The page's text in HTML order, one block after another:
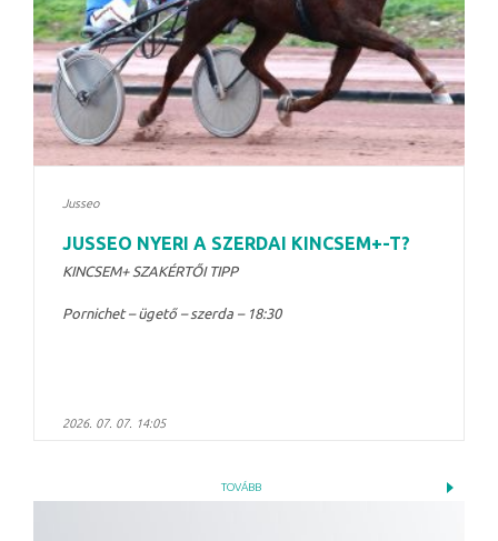
Jusseo
JUSSEO NYERI A SZERDAI KINCSEM+-T?
KINCSEM+ SZAKÉRTŐI TIPP
Pornichet – ügető – szerda – 18:30
2026. 07. 07. 14:05
TOVÁBB